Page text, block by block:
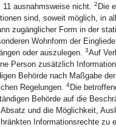
11 ausnahmsweise nicht. 2 Die
sind, soweit möglich, in
zugänglicher Form in der
Wohnform der
oder auszulegen. 3Auf
Person zusätzlich
Behörde nach Maßgabe
Regelungen. 4Die
Behörde auf die
und die Möglichkeit,
Informationsrechte zu